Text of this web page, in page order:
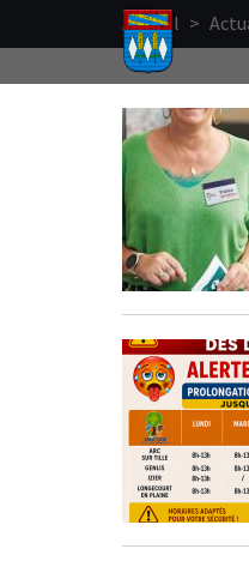
Aller au contenu principal
Accueil >